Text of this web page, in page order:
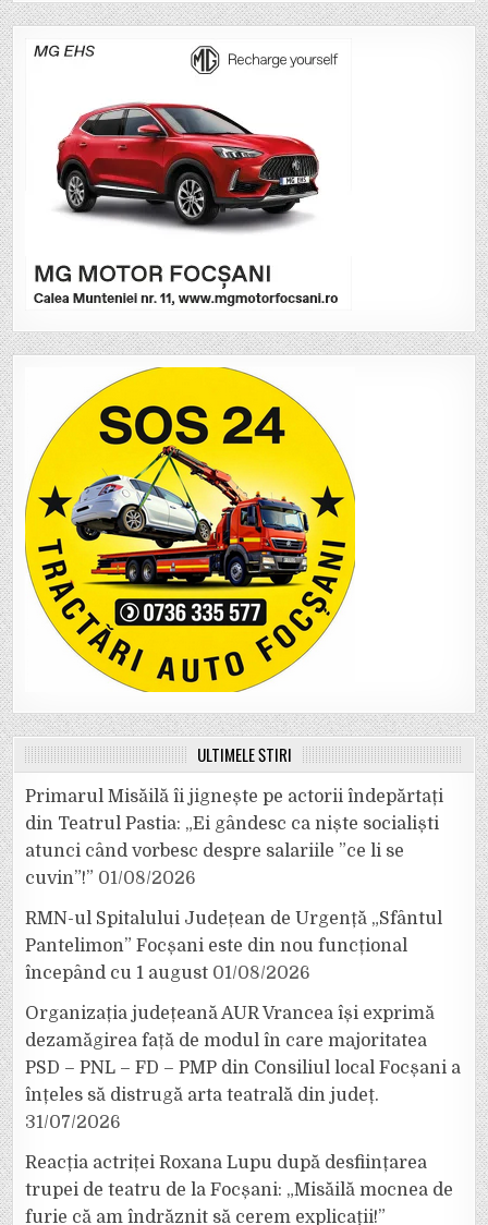
ULTIMELE ȘTIRI
Primarul Misăilă îi jignește pe actorii îndepărtați
din Teatrul Pastia: „Ei gândesc ca niște socialiști
atunci când vorbesc despre salariile ”ce li se
cuvin”!” 01/08/2026
RMN-ul Spitalului Județean de Urgență „Sfântul
Pantelimon” Focșani este din nou funcțional
începând cu 1 august 01/08/2026
Organizația județeană AUR Vrancea își exprimă
dezamăgirea față de modul în care majoritatea
PSD – PNL – FD – PMP din Consiliul local Focșani a
înțeles să distrugă arta teatrală din județ.
31/07/2026
Reacția actriței Roxana Lupu după desființarea
trupei de teatru de la Focșani: „Misăilă mocnea de
furie că am îndrăznit să cerem explicații!”